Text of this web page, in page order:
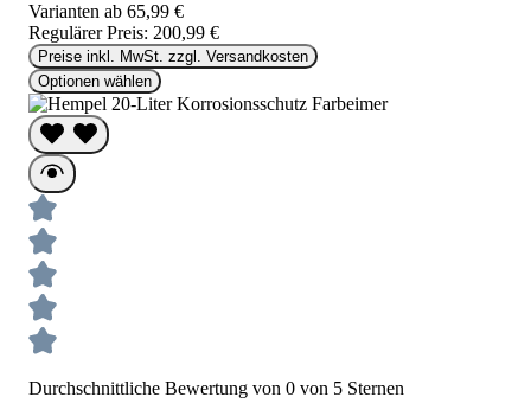
Varianten ab 65,99 €
Regulärer Preis: 200,99 €
Preise inkl. MwSt. zzgl. Versandkosten
Optionen wählen
Durchschnittliche Bewertung von 0 von 5 Sternen